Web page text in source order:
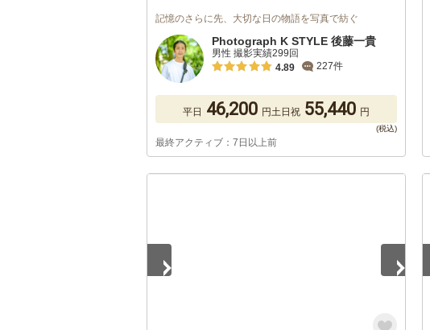
記憶のさらに先、大切な日の物語を写真で紡ぐ
Photograph K STYLE 後藤一貴
男性 撮影実績299回
4.89
227件
平日 46,200 円土日祝 55,440 円
最終アクティブ：7日以上前